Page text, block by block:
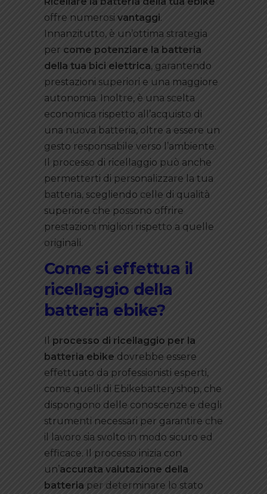
offre numerosi vantaggi.
Innanzitutto, è un’ottima strategia
per come potenziare la batteria
della tua bici elettrica, garantendo
prestazioni superiori e una maggiore
autonomia. Inoltre, è una scelta
economica rispetto all’acquisto di
una nuova batteria, oltre a essere un
gesto responsabile verso l’ambiente.
Il processo di ricellaggio può anche
permetterti di personalizzare la tua
batteria, scegliendo celle di qualità
superiore che possono offrire
prestazioni migliori rispetto a quelle
originali.
Come si effettua il
ricellaggio della
batteria ebike?
Il processo di ricellaggio per la
batteria ebike dovrebbe essere
effettuato da professionisti esperti,
come quelli di Ebikebatteryshop, che
dispongono delle conoscenze e degli
strumenti necessari per garantire che
il lavoro sia svolto in modo sicuro ed
efficace. Il processo inizia con
un’accurata valutazione della
batteria per determinare lo stato